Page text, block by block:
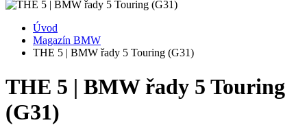
Úvod
Magazín BMW
THE 5 | BMW řady 5 Touring (G31)
THE 5 | BMW řady 5 Touring
(G31)